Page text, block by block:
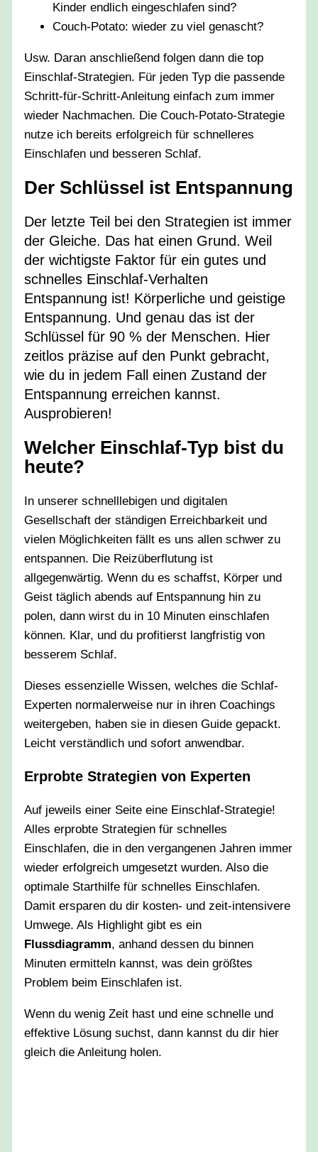
Kinder endlich eingeschlafen sind?
Couch-Potato: wieder zu viel genascht?
Usw. Daran anschließend folgen dann die top
Einschlaf-Strategien. Für jeden Typ die passende
Schritt-für-Schritt-Anleitung einfach zum immer
wieder Nachmachen. Die Couch-Potato-Strategie
nutze ich bereits erfolgreich für schnelleres
Einschlafen und besseren Schlaf.
Der Schlüssel ist Entspannung
Der letzte Teil bei den Strategien ist immer
der Gleiche. Das hat einen Grund. Weil
der wichtigste Faktor für ein gutes und
schnelles Einschlaf-Verhalten
Entspannung ist! Körperliche und geistige
Entspannung. Und genau das ist der
Schlüssel für 90 % der Menschen. Hier
zeitlos präzise auf den Punkt gebracht,
wie du in jedem Fall einen Zustand der
Entspannung erreichen kannst.
Ausprobieren!
Welcher Einschlaf-Typ bist du
heute?
In unserer schnelllebigen und digitalen
Gesellschaft der ständigen Erreichbarkeit und
vielen Möglichkeiten fällt es uns allen schwer zu
entspannen. Die Reizüberflutung ist
allgegenwärtig. Wenn du es schaffst, Körper und
Geist täglich abends auf Entspannung hin zu
polen, dann wirst du in 10 Minuten einschlafen
können. Klar, und du profitierst langfristig von
besserem Schlaf.
Dieses essenzielle Wissen, welches die Schlaf-
Experten normalerweise nur in ihren Coachings
weitergeben, haben sie in diesen Guide gepackt.
Leicht verständlich und sofort anwendbar.
Erprobte Strategien von Experten
Auf jeweils einer Seite eine Einschlaf-Strategie!
Alles erprobte Strategien für schnelles
Einschlafen, die in den vergangenen Jahren immer
wieder erfolgreich umgesetzt wurden. Also die
optimale Starthilfe für schnelles Einschlafen.
Damit ersparen du dir kosten- und zeit-intensivere
Umwege. Als Highlight gibt es ein
Flussdiagramm, anhand dessen du binnen
Minuten ermitteln kannst, was dein größtes
Problem beim Einschlafen ist.
Wenn du wenig Zeit hast und eine schnelle und
effektive Lösung suchst, dann kannst du dir hier
gleich die Anleitung holen.